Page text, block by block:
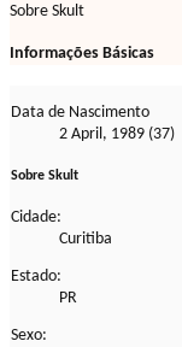
Sobre Skult
Informações Básicas
Data de Nascimento
2 April, 1989 (37)
Sobre Skult
Cidade:
Curitiba
Estado:
PR
Sexo: